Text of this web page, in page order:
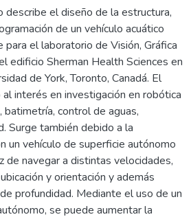
el diseño de la estructura,
de un vehículo acuático
el laboratorio de Visión, Gráfica
edificio Sherman Health Sciences en
de York, Toronto, Canadá. El
interés en investigación en robótica
batimetría, control de aguas,
Surge también debido a la
un vehículo de superficie autónomo
de navegar a distintas velocidades,
y orientación y además
profundidad. Mediante el uso de un
se puede aumentar la